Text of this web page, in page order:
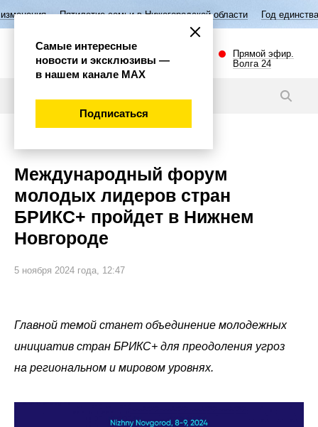
семьи в Нижегородской области Год единства народов России
Прямой эфир.
Волга 24
Международный форум
молодых лидеров стран
БРИКС+ пройдет в Нижнем
Новгороде
5 ноября 2024 года, 12:47
Главной темой станет объединение молодежных
инициатив стран БРИКС+ для преодоления угроз
на региональном и мировом уровнях.
Самые интересные
новости и эксклюзивы —
в нашем канале МАХ
Подписаться